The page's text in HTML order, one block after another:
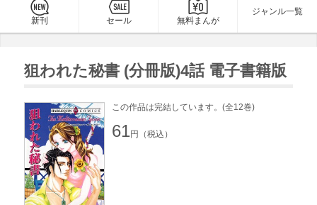
新刊 セール 無料まんが
ジャンル一覧
狙われた秘書 (分冊版)4話 電子書籍版
この作品は完結しています。(全12巻)
61円（税込）